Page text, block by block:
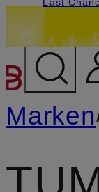
ZUM
Marken